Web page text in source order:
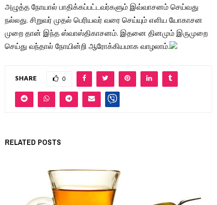
அழுத்த நோயால் பாதிக்கப்பட்டவர்களும் இவ்வாசனம் செய்வது
நல்லது. சிறுவர் முதல் பெரியவர் வரை செய்யும் எளிய யோகாசன
முறை தான் இந்த ஸ்வாஸ்திகாசனம். இதனை தினமும் இருமுறை
செய்து வந்தால் நோயின்றி ஆரோக்கியமாக வாழலாம்.
SHARE 0
RELATED POSTS